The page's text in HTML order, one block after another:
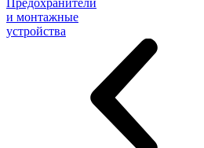
Предохранители
и монтажные
устройства